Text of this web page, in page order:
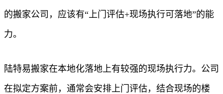
的搬家公司，应该有“上门评估+现场执行可落地”的能
力。
陆特易搬家在本地化落地上有较强的现场执行力。公司
在拟定方案前，通常会安排上门评估，结合现场的楼